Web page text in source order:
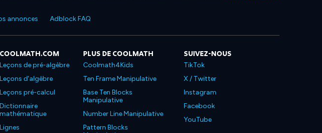
annonces Adblock FAQ
COOLMATH.COM
Leçons de pré-algèbre
Leçons d'algèbre
Leçons pré-calcul
Dictionnaire
mathématique
Lignes
PLUS DE COOLMATH
Coolmath4Kids
Ten Frame Manipulative
Base Ten Blocks
Manipulative
Number Line Manipulative
Pattern Blocks
SUIVEZ-NOUS
TikTok
X / Twitter
Instagram
Facebook
YouTube